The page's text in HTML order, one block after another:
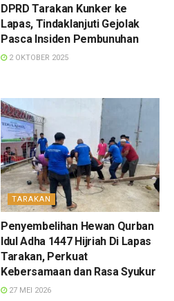
DPRD Tarakan Kunker ke
Lapas, Tindaklanjuti Gejolak
Pasca Insiden Pembunuhan
2 OKTOBER 2025
TARAKAN
Penyembelihan Hewan Qurban
Idul Adha 1447 Hijriah Di Lapas
Tarakan, Perkuat
Kebersamaan dan Rasa Syukur
27 MEI 2026